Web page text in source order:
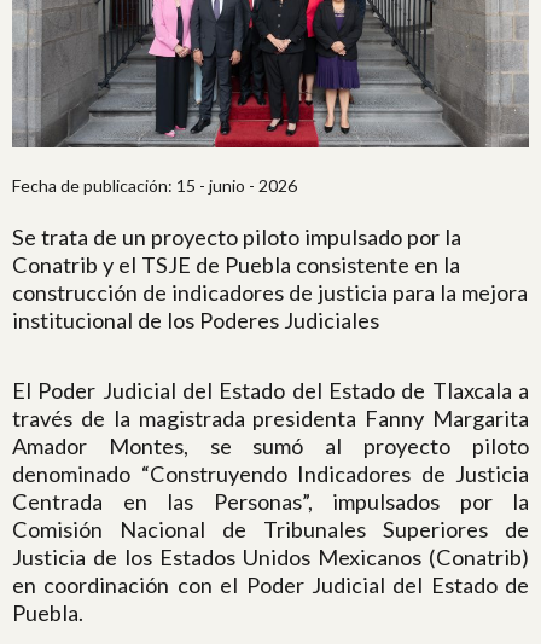
Fecha de publicación: 15 - junio - 2026
Se trata de un proyecto piloto impulsado por la
Conatrib y el TSJE de Puebla consistente en la
construcción de indicadores de justicia para la mejora
institucional de los Poderes Judiciales
El Poder Judicial del Estado del Estado de Tlaxcala a
través de la magistrada presidenta Fanny Margarita
Amador Montes, se sumó al proyecto piloto
denominado “Construyendo Indicadores de Justicia
Centrada en las Personas”, impulsados por la
Comisión Nacional de Tribunales Superiores de
Justicia de los Estados Unidos Mexicanos (Conatrib)
en coordinación con el Poder Judicial del Estado de
Puebla.